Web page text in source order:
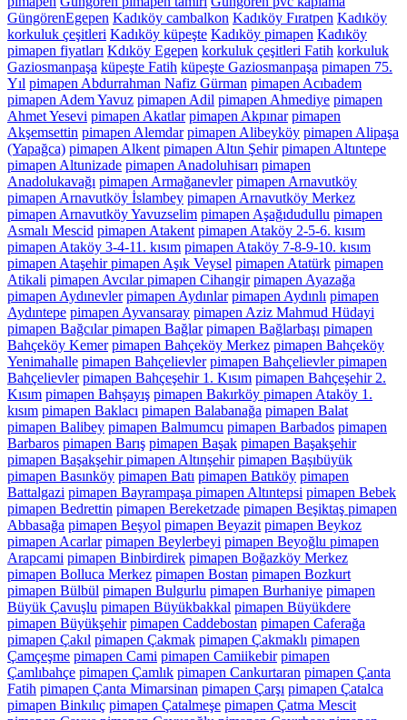
GüngörenEgepen Kadıköy cambalkon Kadıköy Fıratpen Kadıköy
korkuluk çeşitleri Kadıköy küpeşte Kadıköy pimapen Kadıköy
pimapen fiyatları Kdıköy Egepen korkuluk çeşitleri Fatih korkuluk
Gaziosmanpaşa küpeşte Fatih küpeşte Gaziosmanpaşa pimapen 75.
Yıl pimapen Abdurrahman Nafiz Gürman pimapen Acıbadem
pimapen Adem Yavuz pimapen Adil pimapen Ahmediye pimapen
Ahmet Yesevi pimapen Akatlar pimapen Akpınar pimapen
Akşemsettin pimapen Alemdar pimapen Alibeyköy pimapen Alipaşa
(Yapağca) pimapen Alkent pimapen Altın Şehir pimapen Altıntepe
pimapen Altunizade pimapen Anadoluhisarı pimapen
Anadolukavağı pimapen Armağanevler pimapen Arnavutköy
pimapen Arnavutköy İslambey pimapen Arnavutköy Merkez
pimapen Arnavutköy Yavuzselim pimapen Aşağıdudullu pimapen
Asmalı Mescid pimapen Atakent pimapen Ataköy 2-5-6. kısım
pimapen Ataköy 3-4-11. kısım pimapen Ataköy 7-8-9-10. kısım
pimapen Ataşehir pimapen Aşık Veysel pimapen Atatürk pimapen
Atikali pimapen Avcılar pimapen Cihangir pimapen Ayazağa
pimapen Aydınevler pimapen Aydınlar pimapen Aydınlı pimapen
Aydıntepe pimapen Ayvansaray pimapen Aziz Mahmud Hüdayi
pimapen Bağcılar pimapen Bağlar pimapen Bağlarbaşı pimapen
Bahçeköy Kemer pimapen Bahçeköy Merkez pimapen Bahçeköy
Yenimahalle pimapen Bahçelievler pimapen Bahçelievler pimapen
Bahçelievler pimapen Bahçeşehir 1. Kısım pimapen Bahçeşehir 2.
Kısım pimapen Bahşayış pimapen Bakırköy pimapen Ataköy 1.
kısım pimapen Baklacı pimapen Balabanağa pimapen Balat
pimapen Balibey pimapen Balmumcu pimapen Barbados pimapen
Barbaros pimapen Barış pimapen Başak pimapen Başakşehir
pimapen Başakşehir pimapen Altınşehir pimapen Başıbüyük
pimapen Basınköy pimapen Batı pimapen Batıköy pimapen
Battalgazi pimapen Bayrampaşa pimapen Altıntepsi pimapen Bebek
pimapen Bedrettin pimapen Bereketzade pimapen Beşiktaş pimapen
Abbasağa pimapen Beşyol pimapen Beyazit pimapen Beykoz
pimapen Acarlar pimapen Beylerbeyi pimapen Beyoğlu pimapen
Arapcami pimapen Binbirdirek pimapen Boğazköy Merkez
pimapen Bolluca Merkez pimapen Bostan pimapen Bozkurt
pimapen Bülbül pimapen Bulgurlu pimapen Burhaniye pimapen
Büyük Çavuşlu pimapen Büyükbakkal pimapen Büyükdere
pimapen Büyükşehir pimapen Caddebostan pimapen Caferağa
pimapen Çakıl pimapen Çakmak pimapen Çakmaklı pimapen
Çamçeşme pimapen Cami pimapen Camiikebir pimapen
Çamlıbahçe pimapen Çamlık pimapen Cankurtaran pimapen Çanta
Fatih pimapen Çanta Mimarsinan pimapen Çarşı pimapen Çatalca
pimapen Binkılıç pimapen Çatalmeşe pimapen Çatma Mescit